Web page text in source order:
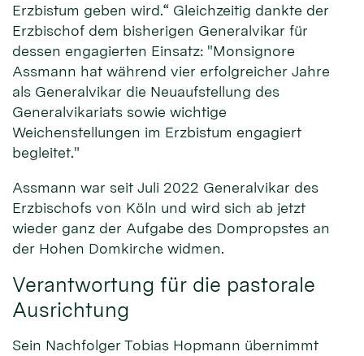
Erzbistum geben wird.“ Gleichzeitig dankte der
Erzbischof dem bisherigen Generalvikar für
dessen engagierten Einsatz: "Monsignore
Assmann hat während vier erfolgreicher Jahre
als Generalvikar die Neuaufstellung des
Generalvikariats sowie wichtige
Weichenstellungen im Erzbistum engagiert
begleitet."
Assmann war seit Juli 2022 Generalvikar des
Erzbischofs von Köln und wird sich ab jetzt
wieder ganz der Aufgabe des Dompropstes an
der Hohen Domkirche widmen.
Verantwortung für die pastorale
Ausrichtung
Sein Nachfolger Tobias Hopmann übernimmt